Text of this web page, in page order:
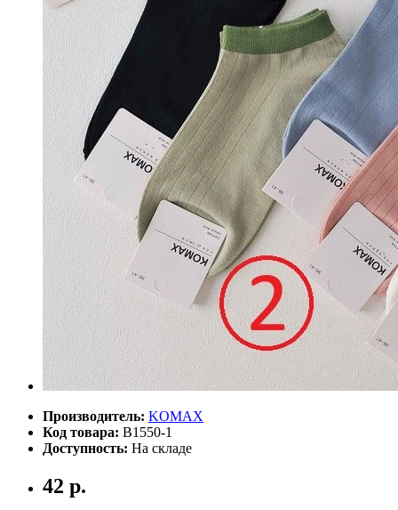
Производитель: KOMAX
Код товара: B1550-1
Доступность: На складе
42 р.